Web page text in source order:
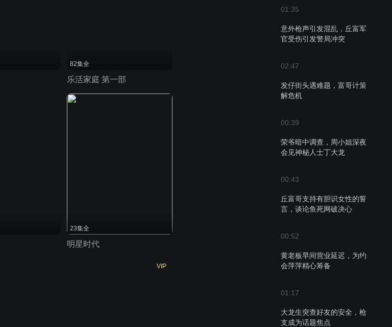
01:35
意外枪声引发混乱，丘富军
官受伤引发警局冲突
02:47
发仔街头遇难题，富哥计策
解危机
00:39
荣爷暗中调查，周小姐深夜
会见神秘人士丁大龙
00:43
丘富哥支持有胆识女性的誓
言，谈论鱼死网破决心
00:52
黄老板早间营业延迟，为约
会萍萍精心筹备
01:17
大龙生突查好友的安全，枪
支成为话题焦点
82集全
乐活家庭 第一部
23集全
明星时代
VIP